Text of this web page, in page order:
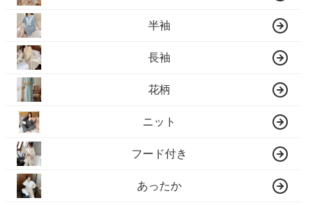
半袖
長袖
花柄
ニット
フード付き
あったか